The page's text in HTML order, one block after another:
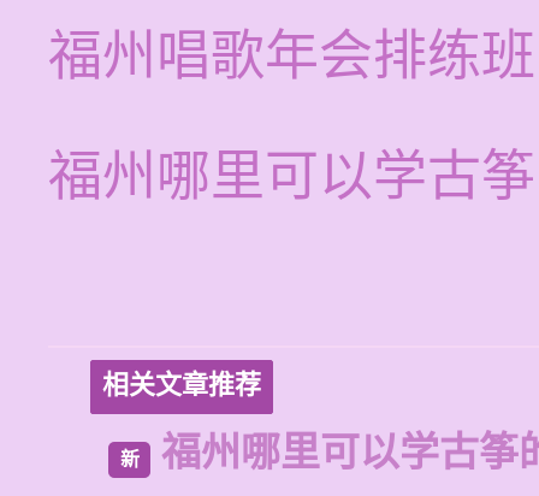
福州唱歌年会排练
福州哪里可以学古
相关文章推荐
新 福州哪里可以学古筝